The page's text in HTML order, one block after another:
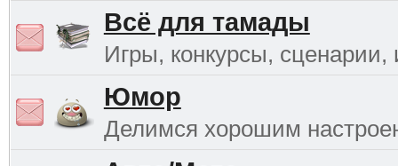
Всё для тамады
Игры, конкурсы, сценарии,
Юмор
Делимся хорошим